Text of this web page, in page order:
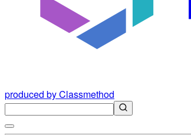
produced by Classmethod